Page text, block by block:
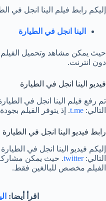
إليكم رابط فيلم الينا انجل في
الينا انجل في الطيارة
حيث يمكن مشاهد وتحميل
دون انترنت.
فيديو الينا انجل في الطيارة
تم رفع فيلم الينا انجل في
التالي: t.me. إذ يتوفر الفيلم
رابط فيديو الينا انجل في الطيارة
إليكم فيديو الينا انجل في
التالي:twitter. حيث يمكن مشاركة
الفيلم مخصص للبالغين فقط.
اقرأ أيضا: